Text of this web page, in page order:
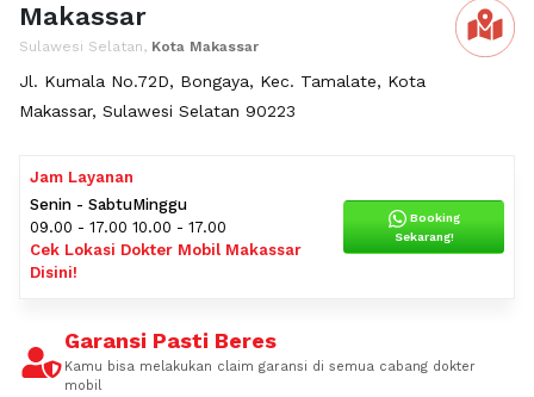
Makassar
Sulawesi Selatan, Kota Makassar
Jl. Kumala No.72D, Bongaya, Kec. Tamalate, Kota
Makassar, Sulawesi Selatan 90223
Jam Layanan
Senin - Sabtu
09.00 - 17.00
Minggu
10.00 - 17.00
Cek Lokasi Dokter Mobil Makassar
Disini!
Booking
Sekarang!
Garansi Pasti Beres
Kamu bisa melakukan claim garansi di semua cabang dokter
mobil